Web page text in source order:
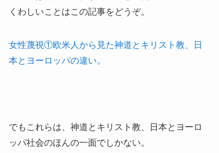
くわしいことはこの記事をどうぞ。
女性蔑視①欧米人から見た神道とキリスト教、日
本とヨーロッパの違い。
でもこれらは、神道とキリスト教、日本とヨーロ
ッパ社会のほんの一面でしかない。